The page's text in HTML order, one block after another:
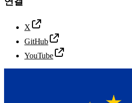
X
GitHub
YouTube